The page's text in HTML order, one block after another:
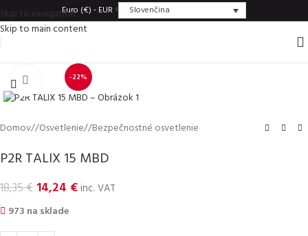
Skip to navigation
Skip to main content
Euro (€) - EUR Slovenčina
-22%
Click to enlarge
Domov/ Osvetlenie/ Bezpečnostné osvetlenie
P2R TALIX 15 MBD
18,35€ 14,24 €inc. VAT
973 na sklade